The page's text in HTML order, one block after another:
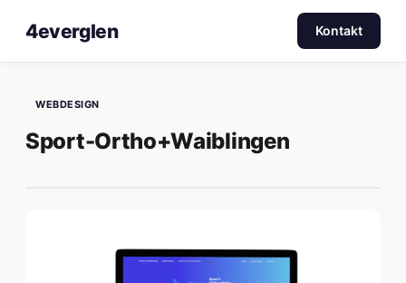
4everglen Kontakt
WEBDESIGN
Sport-Ortho+Waiblingen